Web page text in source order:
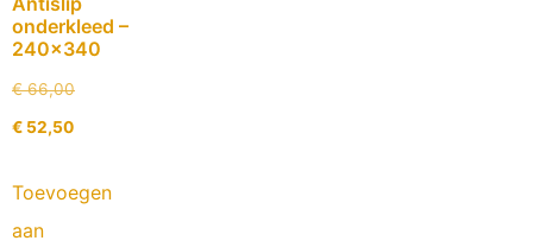
onderkleed –
240×340
€66,00
€ 52,50
Toevoegen
aan